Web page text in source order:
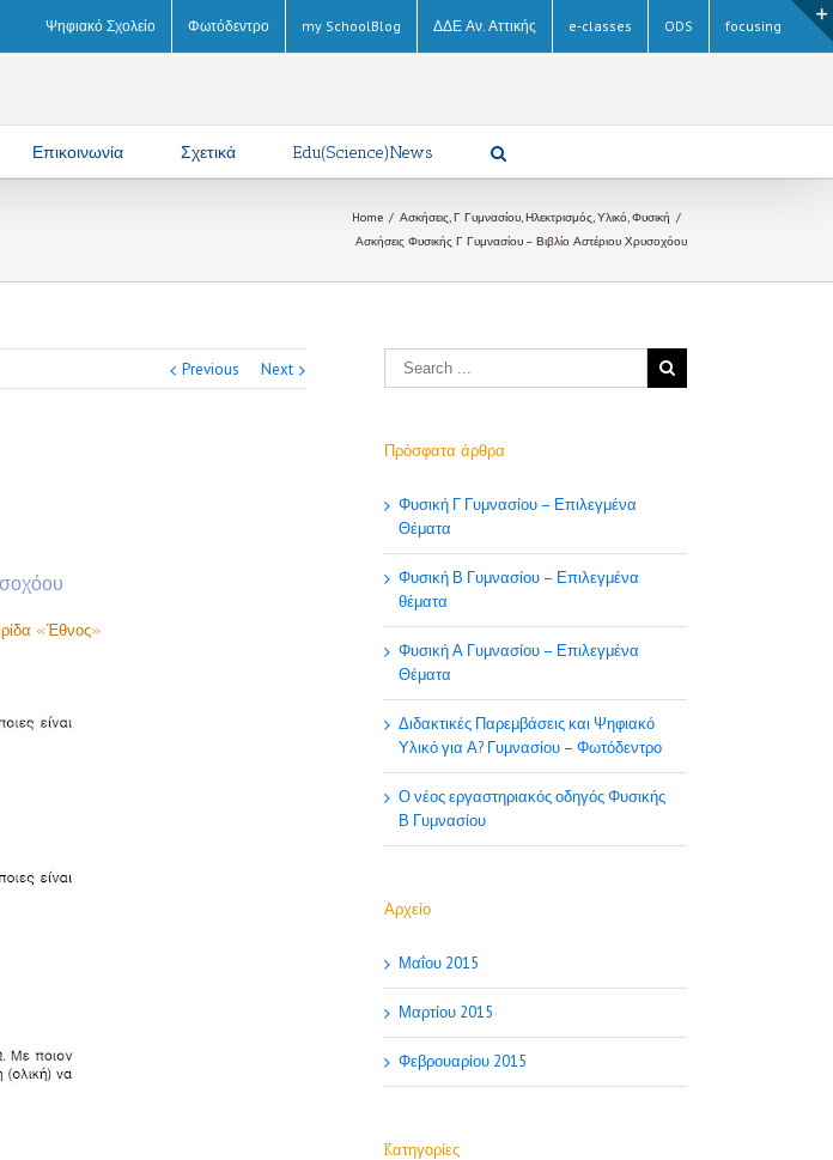
Ψηφιακό Σχολείο Φωτόδεντρο my SchoolBlog ΔΔΕ Αν. Αττικής e-classes ODS focusing
Επικοινωνία Σχετικά Edu(Science)News
Home / Ασκήσεις,Γ Γυμνασίου,Ηλεκτρισμός,Υλικό,Φυσική /
Ασκήσεις Φυσικής Γ Γυμνασίου – Βιβλίο Αστέριου Χρυσοχόου
Previous Next
«Έθνος»
Πρόσφατα άρθρα
Φυσική Γ Γυμνασίου – Επιλεγμένα
Θέματα
Φυσική Β Γυμνασίου – Επιλεγμένα
θέματα
Φυσική Α Γυμνασίου – Επιλεγμένα
Θέματα
Διδακτικές Παρεμβάσεις και Ψηφιακό
Υλικό για Α? Γυμνασίου – Φωτόδεντρο
Ο νέος εργαστηριακός οδηγός Φυσικής
Β Γυμνασίου
Αρχείο
Μαΐου 2015
Μαρτίου 2015
Φεβρουαρίου 2015
Kατηγορίες